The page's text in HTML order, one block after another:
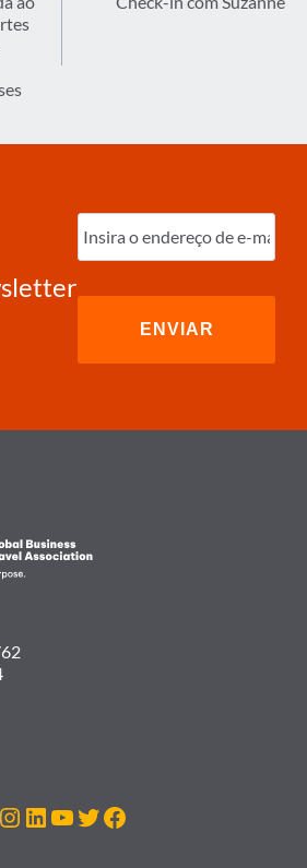
Digite
o
e-
Instagram
LinkedIn
Youtube
Twitter
Facebook